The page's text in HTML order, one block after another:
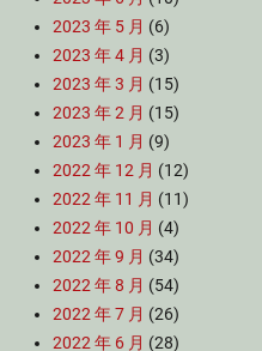
2023 年 5 月 (6)
2023 年 4 月 (3)
2023 年 3 月 (15)
2023 年 2 月 (15)
2023 年 1 月 (9)
2022 年 12 月 (12)
2022 年 11 月 (11)
2022 年 10 月 (4)
2022 年 9 月 (34)
2022 年 8 月 (54)
2022 年 7 月 (26)
2022 年 6 月 (28)